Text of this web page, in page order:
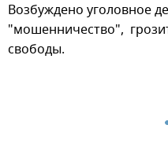
Возбуждено уголовное
"мошенничество",
свободы.